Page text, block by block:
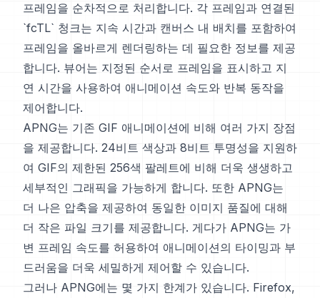
프레임을 순차적으로 처리합니다. 각 프레임과 연결된
`fcTL` 청크는 지속 시간과 캔버스 내 배치를 포함하여
프레임을 올바르게 렌더링하는 데 필요한 정보를 제공
합니다. 뷰어는 지정된 순서로 프레임을 표시하고 지
연 시간을 사용하여 애니메이션 속도와 반복 동작을
제어합니다.
APNG는 기존 GIF 애니메이션에 비해 여러 가지 장점
을 제공합니다. 24비트 색상과 8비트 투명성을 지원하
여 GIF의 제한된 256색 팔레트에 비해 더욱 생생하고
세부적인 그래픽을 가능하게 합니다. 또한 APNG는
더 나은 압축을 제공하여 동일한 이미지 품질에 대해
더 작은 파일 크기를 제공합니다. 게다가 APNG는 가
변 프레임 속도를 허용하여 애니메이션의 타이밍과 부
드러움을 더욱 세밀하게 제어할 수 있습니다.
그러나 APNG에는 몇 가지 한계가 있습니다. Firefox,